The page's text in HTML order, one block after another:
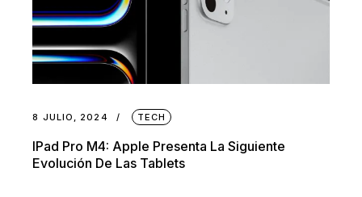
8 JULIO, 2024 TECH
IPad Pro M4: Apple Presenta La Siguiente
Evolución De Las Tablets